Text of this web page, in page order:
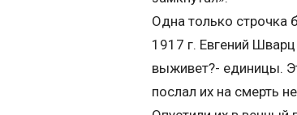
Одна только строчка
1917 г. Евгений
выживет?- единицы.
послал их на смерть